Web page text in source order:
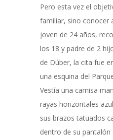
Pero esta vez el
familiar, sino conocer
joven de 24 años,
los 18 y padre de 2
de Dúber, la cita fue
una esquina del
Vestía una camisa
rayas horizontales
sus brazos tatuados
dentro de su